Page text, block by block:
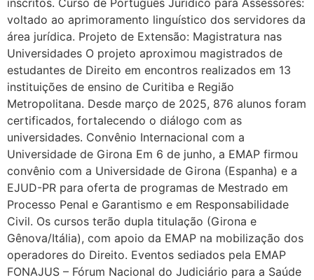
inscritos. Curso de Português Jurídico para Assessores:
voltado ao aprimoramento linguístico dos servidores da
área jurídica. Projeto de Extensão: Magistratura nas
Universidades O projeto aproximou magistrados de
estudantes de Direito em encontros realizados em 13
instituições de ensino de Curitiba e Região
Metropolitana. Desde março de 2025, 876 alunos foram
certificados, fortalecendo o diálogo com as
universidades. Convênio Internacional com a
Universidade de Girona Em 6 de junho, a EMAP firmou
convênio com a Universidade de Girona (Espanha) e a
EJUD-PR para oferta de programas de Mestrado em
Processo Penal e Garantismo e em Responsabilidade
Civil. Os cursos terão dupla titulação (Girona e
Gênova/Itália), com apoio da EMAP na mobilização dos
operadores do Direito. Eventos sediados pela EMAP
FONAJUS – Fórum Nacional do Judiciário para a Saúde